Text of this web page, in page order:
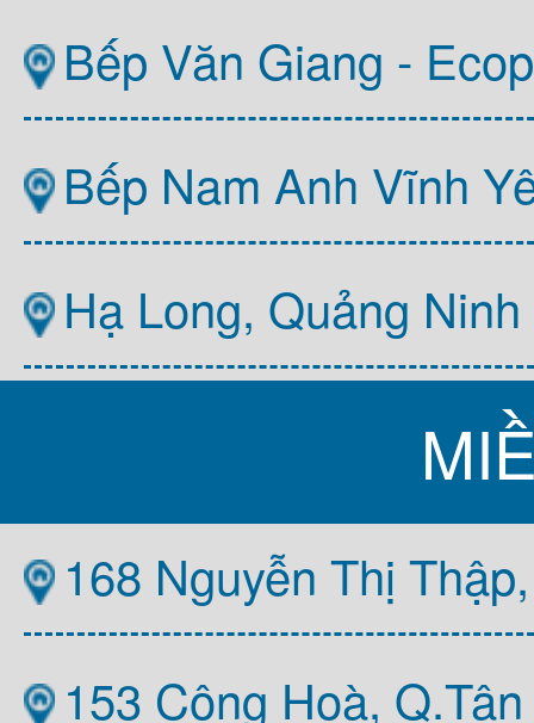
Bếp Văn Giang -
Bếp Nam Anh Vĩnh
Hạ Long, Quảng Ninh
168 Nguyễn Thị
153 Cộng Hoà,